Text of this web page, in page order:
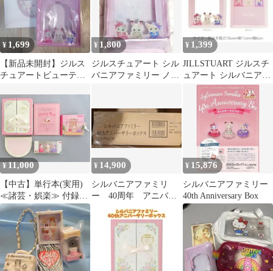
¥ 1,699
【新品未開封】ジルス
チュアートビューティ
ファミリーポーチ
¥ 1,800
ジルスチュアート シル
バニアファミリー ノベ
¥ 1,399
JILLSTUART ジルスチ
ュアート シルバニアフ
ァミリー ポーチ 新品
¥11,000
【中古】単行本(実用)
≪諸芸・娯楽≫ 付録
付)シルバニアファミリ
ー 40thアニバーサリー
ボックス
¥ 14,900
シルバニアファミリ
ー 40周年 アニバー
サリーボックス 新品
未開封
¥ 15,876
シルバニアファミリー
40th Anniversary Box